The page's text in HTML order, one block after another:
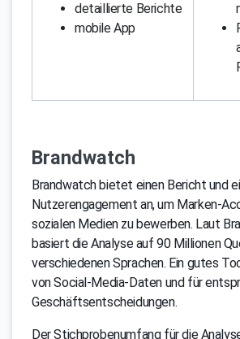
detaillierte Berichte
mobile App
Brandwatch
Brandwatch bietet einen Bericht und
Nutzerengagement an, um Marken-
sozialen Medien zu bewerben. Laut
basiert die Analyse auf 90 Millionen
verschiedenen Sprachen. Ein gutes
von Social-Media-Daten und für
Geschäftsentscheidungen.
Der Stichprobenumfang für die